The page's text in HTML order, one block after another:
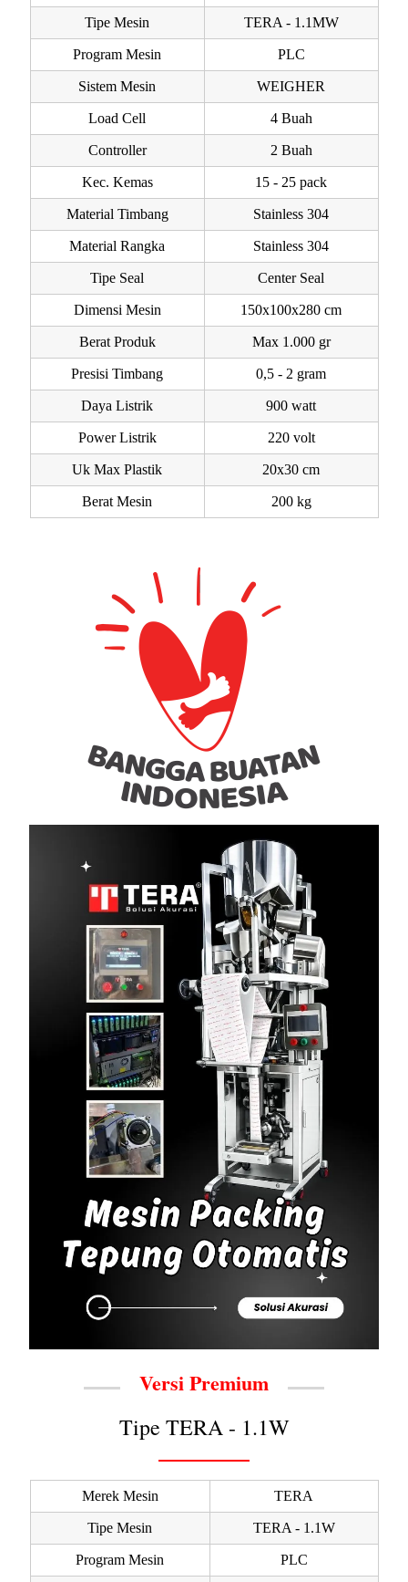
Tipe Mesin TERA - 1.1MW
Program Mesin PLC
Sistem Mesin WEIGHER
Load Cell 4 Buah
Controller 2 Buah
Kec. Kemas 15 - 25 pack
Material Timbang Stainless 304
Material Rangka Stainless 304
Tipe Seal Center Seal
Dimensi Mesin 150x100x280 cm
Berat Produk Max 1.000 gr
Presisi Timbang 0,5 - 2 gram
Daya Listrik 900 watt
Power Listrik 220 volt
Uk Max Plastik 20x30 cm
Berat Mesin 200 kg
Versi Premium
Tipe TERA - 1.1W
Merek Mesin TERA
Tipe Mesin TERA - 1.1W
Program Mesin PLC